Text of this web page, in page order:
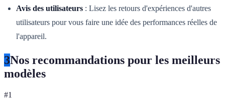
Avis des utilisateurs : Lisez les retours d'expériences d'autres
utilisateurs pour vous faire une idée des performances réelles de
l'appareil.
3Nos recommandations pour les meilleurs
modèles
#1